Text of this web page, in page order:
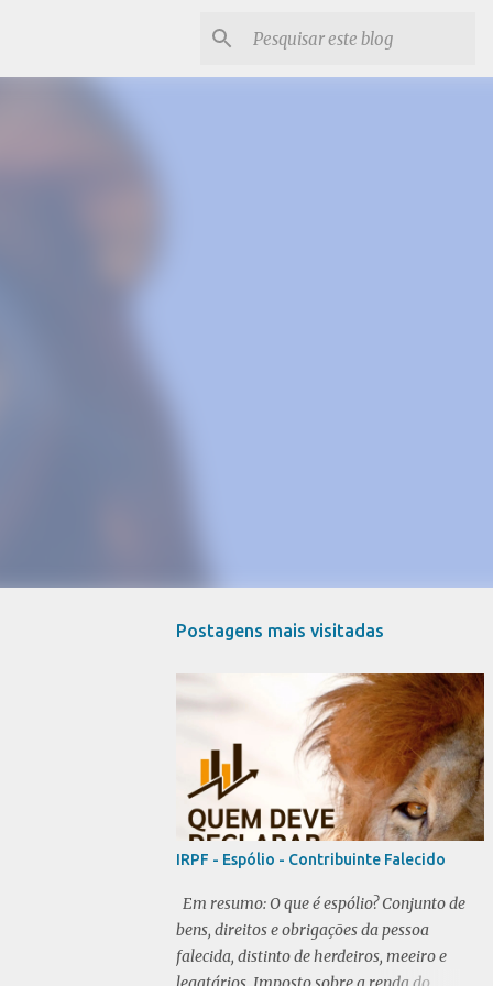
Postagens mais visitadas
IRPF - Espólio - Contribuinte Falecido
Em resumo: O que é espólio? Conjunto de
bens, direitos e obrigações da pessoa
falecida, distinto de herdeiros, meeiro e